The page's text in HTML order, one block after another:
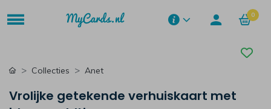
0
Collecties Anet
Vrolijke getekende verhuiskaart met